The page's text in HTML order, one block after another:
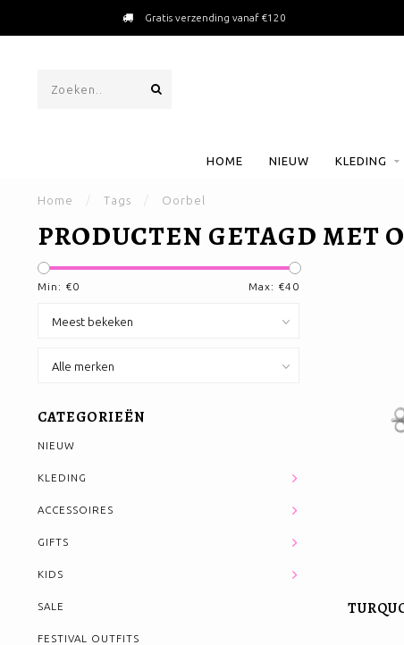
Gratis verzending vanaf €120
HOME NIEUW KLEDING
Home / Tags / Oorbel
PRODUCTEN GETAGD MET
Min: €0 Max: €40
CATEGORIEËN
NIEUW
KLEDING
ACCESSOIRES
GIFTS
KIDS
SALE
FESTIVAL OUTFITS